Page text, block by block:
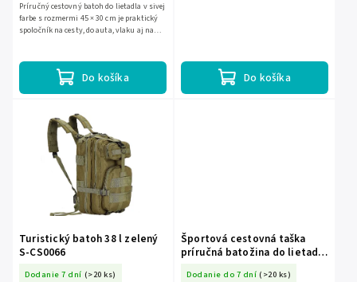
Do košíka
Príručný cestovný batoh do lietadla v sivej
farbe s rozmermi 45 × 30 cm je praktický
spoločník na cesty, do auta, vlaku aj na
Do košíka
Turistický batoh 38 l zelený
S-CS0066
Dodanie 7 dní (>20 ks)
Športová cestovná taška
príručná batožina do lietadla
Dodanie do 7 dní (>20 ks)